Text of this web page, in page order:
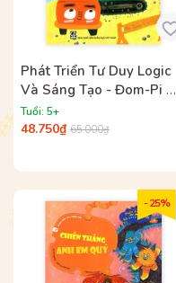
Phát Triển Tư Duy Logic
Và Sáng Tạo - Đom-Pi Và
Pô-Khư-Ri
Tuổi: 5+
48.750₫ 65.000₫
- 25%